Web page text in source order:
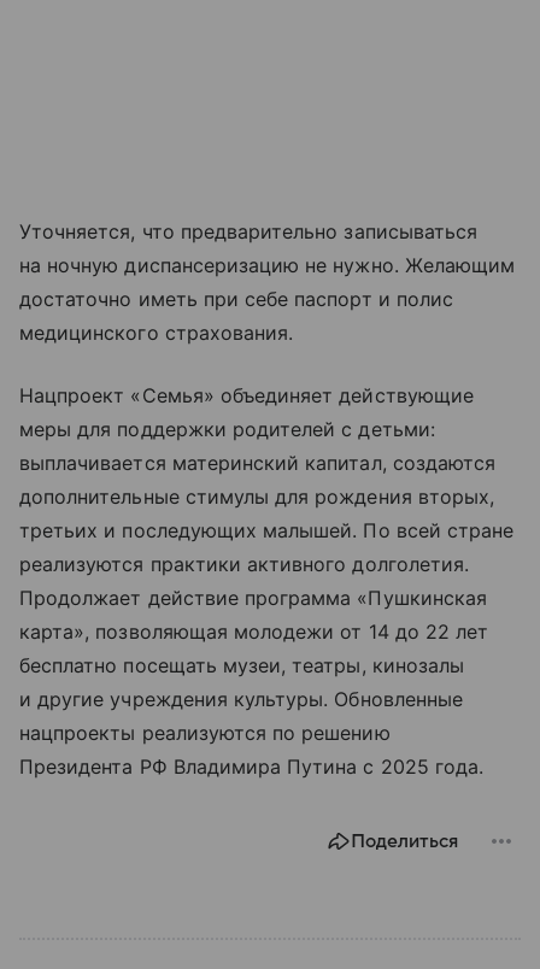
Уточняется, что предварительно записываться
на ночную диспансеризацию не нужно. Желающим
достаточно иметь при себе паспорт и полис
медицинского страхования.
Нацпроект «Семья» объединяет действующие
меры для поддержки родителей с детьми:
выплачивается материнский капитал, создаются
дополнительные стимулы для рождения вторых,
третьих и последующих малышей. По всей стране
реализуются практики активного долголетия.
Продолжает действие программа «Пушкинская
карта», позволяющая молодежи от 14 до 22 лет
бесплатно посещать музеи, театры, кинозалы
и другие учреждения культуры. Обновленные
нацпроекты реализуются по решению
Президента РФ Владимира Путина с 2025 года.
Поделиться